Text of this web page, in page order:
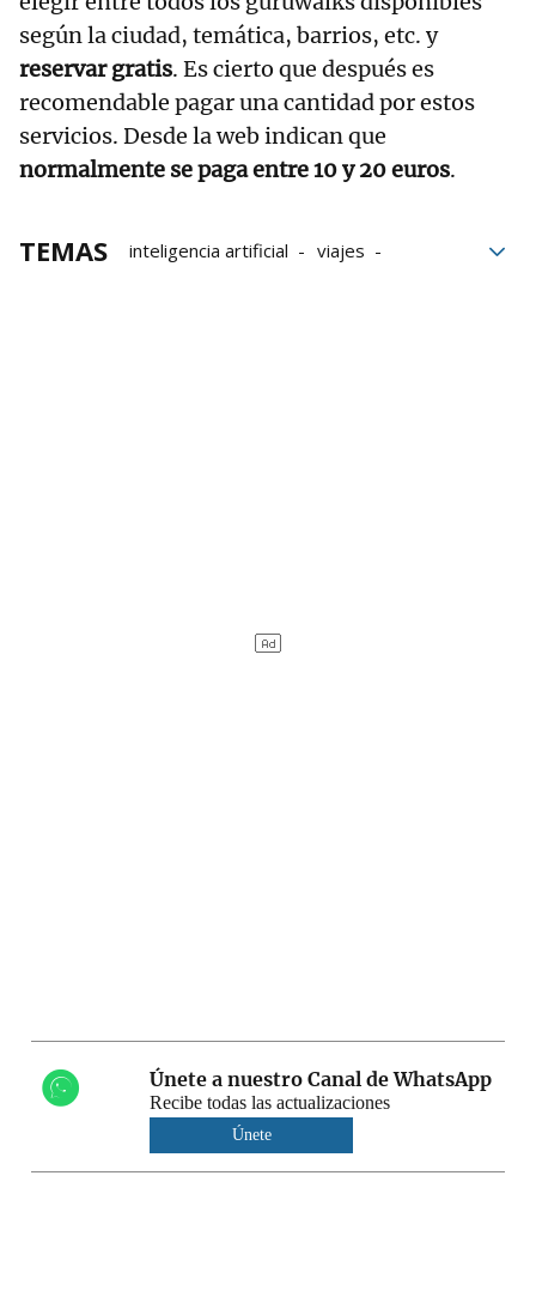
según la ciudad, temática, barrios, etc. y
reservar gratis. Es cierto que después es
recomendable pagar una cantidad por estos
servicios. Desde la web indican que
normalmente se paga entre 10 y 20 euros.
TEMAS inteligencia artificial
viajes
Únete a nuestro Canal de WhatsApp
Recibe todas las actualizaciones
Únete